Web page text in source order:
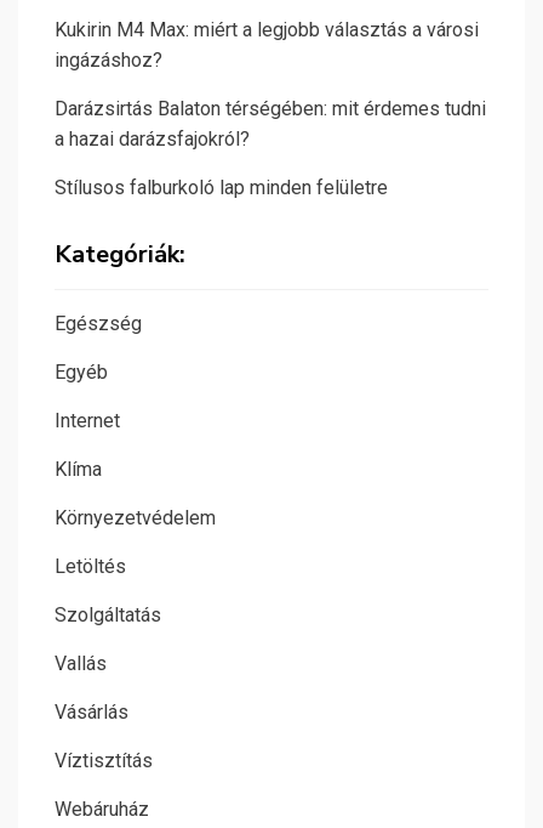
Kukirin M4 Max: miért a legjobb választás a városi
ingázáshoz?
Darázsirtás Balaton térségében: mit érdemes tudni
a hazai darázsfajokról?
Stílusos falburkoló lap minden felületre
Kategóriák:
Egészség
Egyéb
Internet
Klíma
Környezetvédelem
Letöltés
Szolgáltatás
Vallás
Vásárlás
Víztisztítás
Webáruház